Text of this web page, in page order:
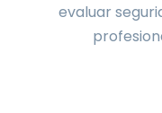
evaluar